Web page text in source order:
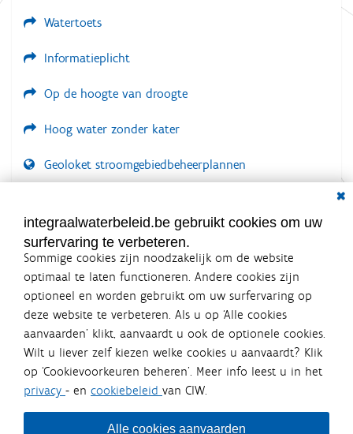
Watertoets
Informatieplicht
Op de hoogte van droogte
Hoog water zonder kater
Geoloket stroomgebiedbeheerplannen
LOGIN VEREIST
integraalwaterbeleid.be gebruikt cookies om uw
surfervaring te verbeteren.
Sommige cookies zijn noodzakelijk om de website
optimaal te laten functioneren. Andere cookies zijn
optioneel en worden gebruikt om uw surfervaring op
deze website te verbeteren. Als u op ‘Alle cookies
aanvaarden’ klikt, aanvaardt u ook de optionele cookies.
Wilt u liever zelf kiezen welke cookies u aanvaardt? Klik
op ‘Cookievoorkeuren beheren’. Meer info leest u in het
privacy - en cookiebeleid van CIW.
Alle cookies aanvaarden
Integraalwaterbeleid.be is een
officiële website van de Vlaamse
overheid
uitgegeven door Coördinatiecommissie Integraal
Waterbeleid
De Coördinatiecommissie Integraal Waterbeleid (CIW) is een
bestuursniveaus die bij het waterbeleid betrokken zijn. Ook